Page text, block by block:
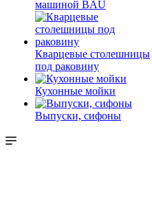
машиной BAU
Кварцевые столешницы
под раковину
Кухонные мойки
Выпуски, сифоны